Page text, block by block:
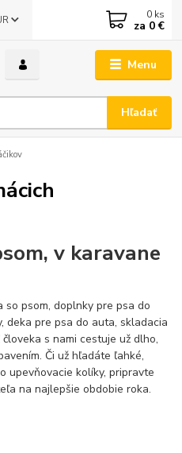
Menu
Hľadať
0 ks
za 0 €
v karavane
so psom, doplnky pre psa do
deka pre psa do auta, skladacia
s nami cestuje už dlho,
Či už hľadáte ľahké,
upevňovacie kolíky, pripravte
na najlepšie obdobie roka.